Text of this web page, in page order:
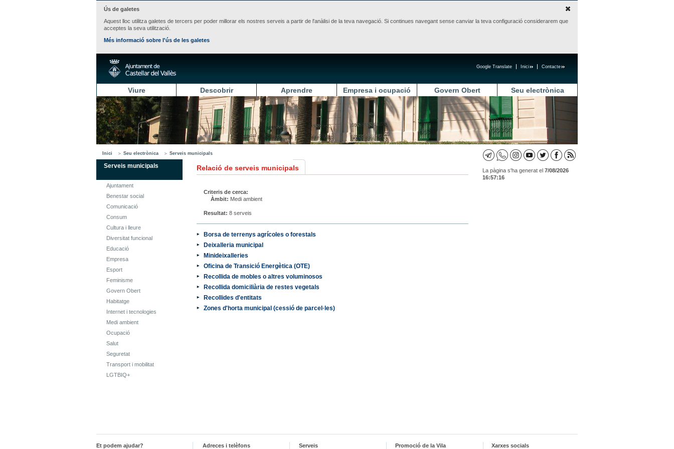
Ús de galetes
Aquest lloc utilitza galetes de tercers per poder millorar els nostres serveis a partir de l'anàlisi de la teva navegació. Si continues navegant sense canviar la teva configuració considerarem que
acceptes la seva utilització.
Més informació sobre l'ús de les galetes
Contacte
Inici
Google Translate
Viure Descobrir Aprendre Empresa i ocupació Govern Obert Seu electrònica
Inici Seu electrònica Serveis municipals
Serveis municipals
Ajuntament
Benestar social
Comunicació
Consum
Cultura i lleure
Diversitat funcional
Educació
Empresa
Esport
Feminisme
Govern Obert
Habitatge
Internet i tecnologies
Medi ambient
Ocupació
Salut
Seguretat
Transport i mobilitat
LGTBIQ+
Relació de serveis municipals La pàgina s'ha generat el 7/08/2026
16:57:16
Criteris de cerca:
Àmbit: Medi ambient
Resultat: 8 serveis
Borsa de terrenys agrícoles o forestals
Deixalleria municipal
Minideixalleries
Oficina de Transició Energètica (OTE)
Recollida de mobles o altres voluminosos
Recollida domiciliària de restes vegetals
Recollides d'entitats
Zones d'horta municipal (cessió de parcel·les)
Et podem ajudar? Adreces i telèfons Serveis Promoció de la Vila Xarxes socials